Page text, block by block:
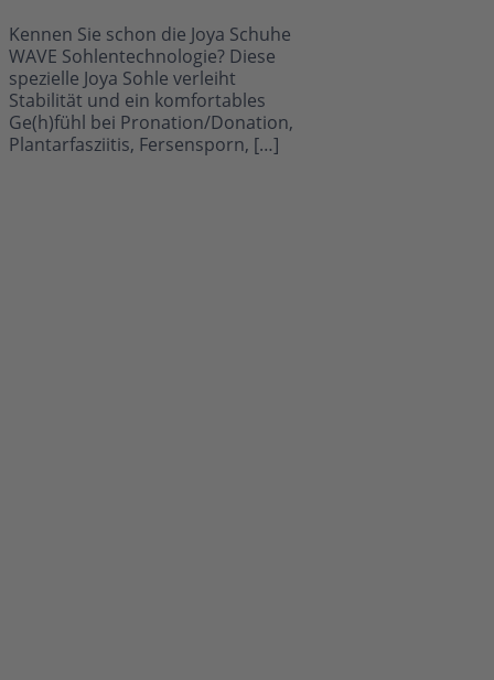
Kennen Sie schon die Joya Schuhe
WAVE Sohlentechnologie? Diese
spezielle Joya Sohle verleiht
Stabilität und ein komfortables
Ge(h)fühl bei Pronation/Donation,
Plantarfasziitis, Fersensporn, […]